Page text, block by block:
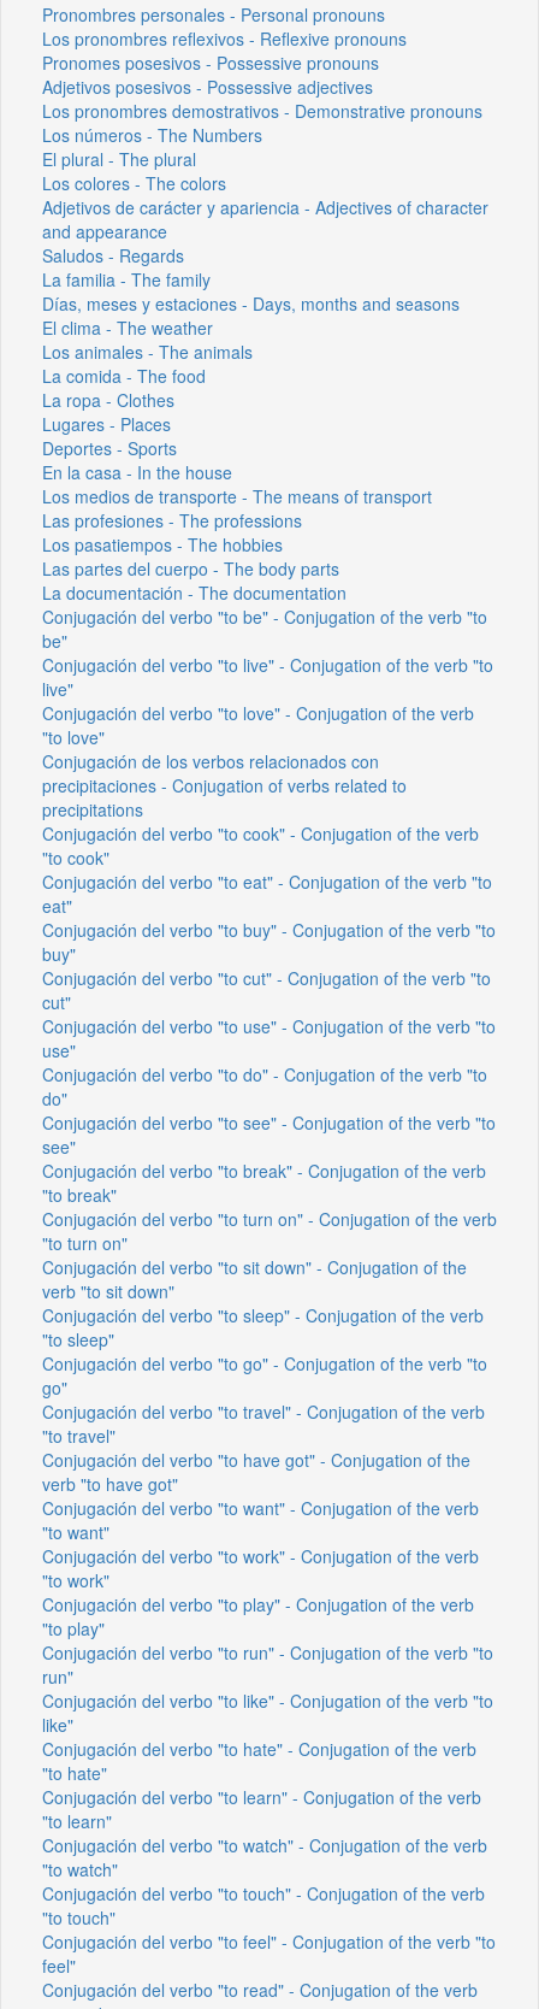
Pronombres personales - Personal pronouns
Los pronombres reflexivos - Reflexive pronouns
Pronomes posesivos - Possessive pronouns
Adjetivos posesivos - Possessive adjectives
Los pronombres demostrativos - Demonstrative pronouns
Los números - The Numbers
El plural - The plural
Los colores - The colors
Adjetivos de carácter y apariencia - Adjectives of character
and appearance
Saludos - Regards
La familia - The family
Días, meses y estaciones - Days, months and seasons
El clima - The weather
Los animales - The animals
La comida - The food
La ropa - Clothes
Lugares - Places
Deportes - Sports
En la casa - In the house
Los medios de transporte - The means of transport
Las profesiones - The professions
Los pasatiempos - The hobbies
Las partes del cuerpo - The body parts
La documentación - The documentation
Conjugación del verbo "to be" - Conjugation of the verb "to
be"
Conjugación del verbo "to live" - Conjugation of the verb "to
live"
Conjugación del verbo "to love" - Conjugation of the verb
"to love"
Conjugación de los verbos relacionados con
precipitaciones - Conjugation of verbs related to
precipitations
Conjugación del verbo "to cook" - Conjugation of the verb
"to cook"
Conjugación del verbo "to eat" - Conjugation of the verb "to
eat"
Conjugación del verbo "to buy" - Conjugation of the verb "to
buy"
Conjugación del verbo "to cut" - Conjugation of the verb "to
cut"
Conjugación del verbo "to use" - Conjugation of the verb "to
use"
Conjugación del verbo "to do" - Conjugation of the verb "to
do"
Conjugación del verbo "to see" - Conjugation of the verb "to
see"
Conjugación del verbo "to break" - Conjugation of the verb
"to break"
Conjugación del verbo "to turn on" - Conjugation of the verb
"to turn on"
Conjugación del verbo "to sit down" - Conjugation of the
verb "to sit down"
Conjugación del verbo "to sleep" - Conjugation of the verb
"to sleep"
Conjugación del verbo "to go" - Conjugation of the verb "to
go"
Conjugación del verbo "to travel" - Conjugation of the verb
"to travel"
Conjugación del verbo "to have got" - Conjugation of the
verb "to have got"
Conjugación del verbo "to want" - Conjugation of the verb
"to want"
Conjugación del verbo "to work" - Conjugation of the verb
"to work"
Conjugación del verbo "to play" - Conjugation of the verb
"to play"
Conjugación del verbo "to run" - Conjugation of the verb "to
run"
Conjugación del verbo "to like" - Conjugation of the verb "to
like"
Conjugación del verbo "to hate" - Conjugation of the verb
"to hate"
Conjugación del verbo "to learn" - Conjugation of the verb
"to learn"
Conjugación del verbo "to watch" - Conjugation of the verb
"to watch"
Conjugación del verbo "to touch" - Conjugation of the verb
"to touch"
Conjugación del verbo "to feel" - Conjugation of the verb "to
feel"
Conjugación del verbo "to read" - Conjugation of the verb